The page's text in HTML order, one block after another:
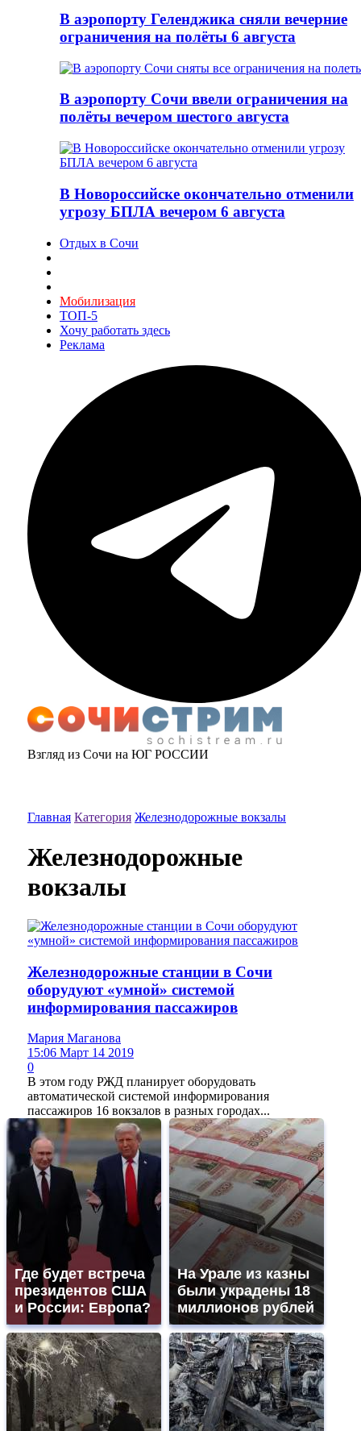
В аэропорту Геленджика сняли вечерние
ограничения на полёты 6 августа
В аэропорту Сочи ввели ограничения на
полёты вечером шестого августа
В Новороссийске окончательно отменили
угрозу БПЛА вечером 6 августа
Отдых в Сочи
Мобилизация
ТОП-5
Хочу работать здесь
Реклама
Взгляд из Сочи на ЮГ РОССИИ
Главная Категория Железнодорожные вокзалы
Железнодорожные
вокзалы
Железнодорожные станции в Сочи
оборудуют «умной» системой
информирования пассажиров
Мария Маганова
15:06 Март 14 2019
0
В этом году РЖД планирует оборудовать
автоматической системой информирования
пассажиров 16 вокзалов в разных городах...
Где будет встреча
президентов США
и России: Европа?
На Урале из казны
были украдены 18
миллионов рублей